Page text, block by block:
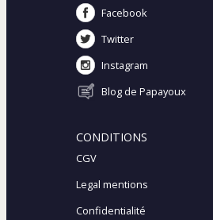
Facebook
Twitter
Instagram
Blog de Papayoux
CONDITIONS
CGV
Legal mentions
Confidentialité